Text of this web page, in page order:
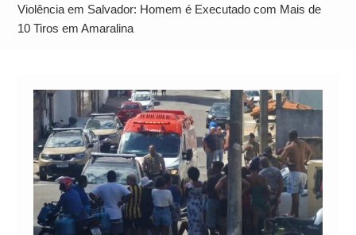
Operação Ágio: Ação policial na Bahia prende 14
suspeitos e mira rede ligada a ‘Zói de Gato’, do
Violência em Salvador: Homem é Executado com Mais de
10 Tiros em Amaralina